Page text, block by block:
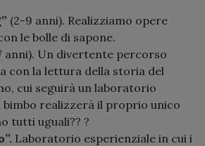
(2-9 anni). Realizziamo opere
le bolle di sapone.
anni). Un divertente percorso
con la lettura della storia del
cui seguirà un laboratorio
realizzerà il proprio unico
tutti uguali?? ?
Laboratorio esperienziale in cui i